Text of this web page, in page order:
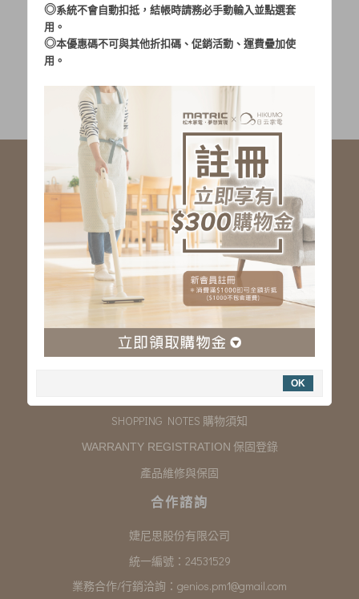
社群服務連結
線上客服 LINE 歡迎加入 <LINE ID: @matric.jp>
線上客服 Facebook 歡迎加入
服務專線：03-323-2180
客服信箱 :genios.service@gmail.com
服務時間：星期一至星期五 上午9:00~下午6:00
例假日休假
購物說明
SHOPPING NOTES 購物須知
WARRANTY REGISTRATION 保固登錄
產品維修與保固
合作諮詢
婕尼思股份有限公司
統一編號：24531529
業務合作/行銷洽詢： genios.pm1@gmail.com
◎系統不會自動扣抵，結帳時請務必手動輸入並點選套
用。
◎本優惠碼不可與其他折扣碼、促銷活動、運費疊加使
用。
OK